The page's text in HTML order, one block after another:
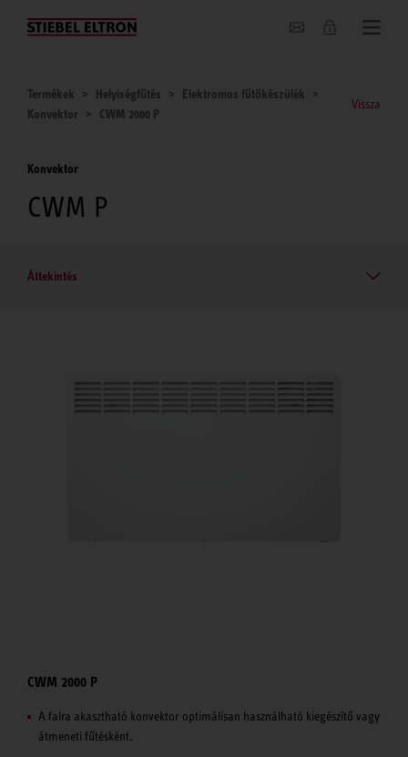
Hírek
Termékek Helyiségfűtés
Elektromos fűtőkészülék
Konvektor
CWM 2000 P
Vissza
Konvektor
CWM P
Áttekintés
CWM 2000 P
A falra akasztható konvektor optimálisan használható kiegészítő vagy
átmeneti fűtésként.